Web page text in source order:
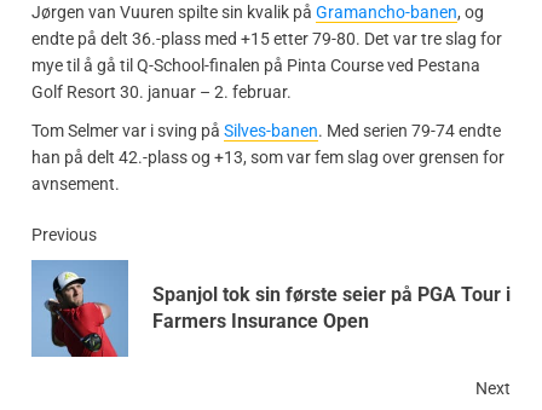
Jørgen van Vuuren spilte sin kvalik på Gramancho-banen, og
endte på delt 36.-plass med +15 etter 79-80. Det var tre slag for
mye til å gå til Q-School-finalen på Pinta Course ved Pestana
Golf Resort 30. januar – 2. februar.
Tom Selmer var i sving på Silves-banen. Med serien 79-74 endte
han på delt 42.-plass og +13, som var fem slag over grensen for
avnsement.
Previous
Spanjol tok sin første seier på PGA Tour i
Farmers Insurance Open
Next